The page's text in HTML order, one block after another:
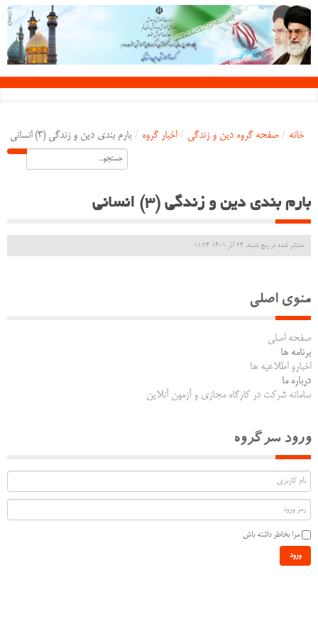
خانه / صفحه گروه دین و زندگی / اخبار گروه / بارم بندی دین و زندگی (3) انسانی
بارم بندی دین و زندگی (3) انسانی
منتشر شده در پنج شنبه, 24 آذر 1401 11:24
منوی اصلی
صفحه اصلی
برنامه ها
اخبارو اطلاعیه ها
درباره ما
سامانه شرکت در کارگاه مجازی و آزمون آنلاین
ورود سرگروه
مرا بخاطر داشته باش
ورود